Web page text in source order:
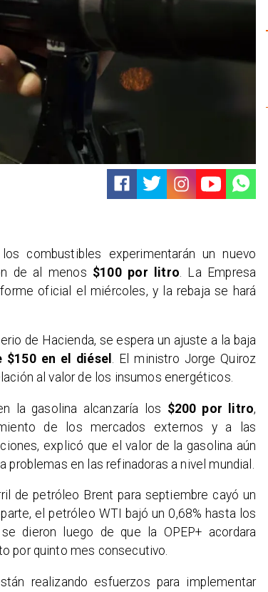
combustibles experimentarán un nuevo
de al menos $100 por litro . La Empresa
oficial el miércoles, y la rebaja se hará
de Hacienda, se espera un ajuste a la baja
$150 en el diésel . El ministro Jorge Quiroz
al valor de los insumos energéticos.
la gasolina alcanzaría los $200 por litro,
de los mercados externos y a las
explicó que el valor de la gasolina aún
en las refinadoras a nivel mundial.
de petróleo Brent para septiembre cayó un
el petróleo WTI bajó un 0,68% hasta los
dieron luego de que la OPEP+ acordara
por quinto mes consecutivo.
realizando esfuerzos para implementar